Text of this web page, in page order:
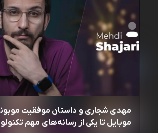
مهدی شجاری و داستان موفقیت
موبایل تا یکی از رسانه‌‌های مهم